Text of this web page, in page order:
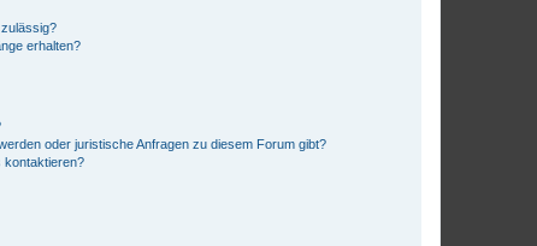
erhalten?
oder juristische Anfragen zu diesem Forum gibt?
kontaktieren?